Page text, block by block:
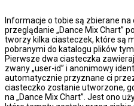
Informacje o tobie są zbierane na
przeglądanie „Dance Mix Chart”
tworzy kilka ciasteczek, które są
pobranymi do katalogu plików
Pierwsze dwa ciasteczka
zwany „user-id” i anonimowy
automatycznie przyznane ci
ciasteczko zostanie utworzone,
na „Dance Mix Chart”. Jest ono